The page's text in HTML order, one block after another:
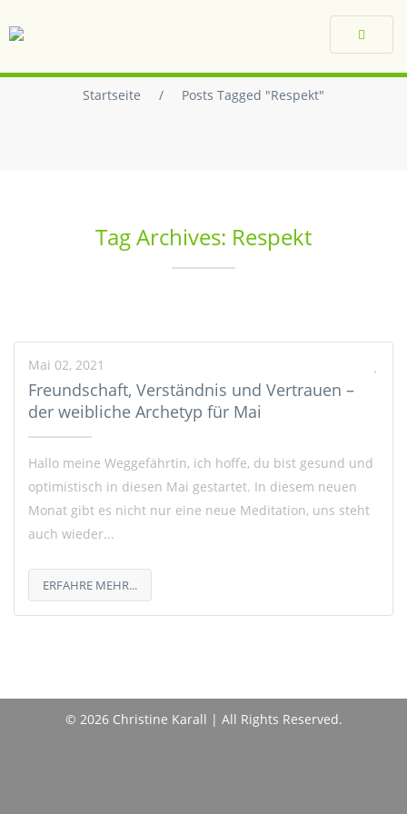
Toggle
Startseite / Posts Tagged "Respekt"
Tag Archives: Respekt
Mai 02, 2021
Freundschaft, Verständnis und Vertrauen –
der weibliche Archetyp für Mai
Hallo meine Weggefährtin, ich hoffe, du bist gesund und
optimistisch in diesen Mai gestartet. In diesem neuen
Monat gibt es nicht nur eine neue Meditation, uns steht
auch wieder...
ERFAHRE MEHR...
© 2026 Christine Karall | All Rights Reserved.